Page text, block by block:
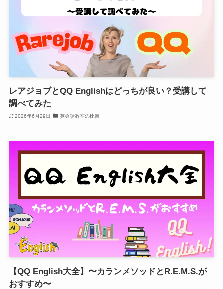
レアジョブとQQ Englishはどっちが良い？受講して
調べてみた
2026年6月29日 英会話教室の比較
【QQ English大全】〜カランメソッドとR.E.M.S.が
おすすめ〜